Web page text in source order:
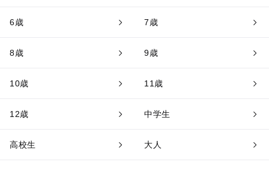
6歳 7歳
8歳 9歳
10歳 11歳
12歳 中学生
高校生 大人